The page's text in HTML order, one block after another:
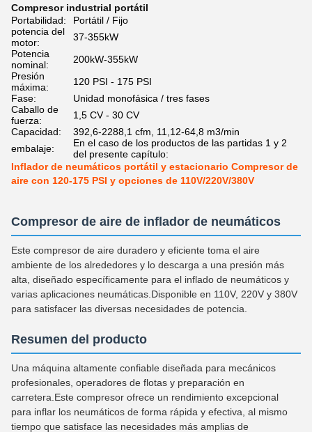
Compresor industrial portátil
Portabilidad:
Portátil / Fijo
potencia del
motor:
37-355kW
Potencia
nominal:
200kW-355kW
Presión
máxima:
120 PSI - 175 PSI
Fase:
Unidad monofásica / tres fases
Caballo de
fuerza:
1,5 CV - 30 CV
Capacidad:
392,6-2288,1 cfm, 11,12-64,8 m3/min
embalaje:
En el caso de los productos de las partidas 1 y 2
del presente capítulo:
Inflador de neumáticos portátil y estacionario Compresor de
aire con 120-175 PSI y opciones de 110V/220V/380V
Compresor de aire de inflador de neumáticos
Este compresor de aire duradero y eficiente toma el aire
ambiente de los alrededores y lo descarga a una presión más
alta, diseñado específicamente para el inflado de neumáticos y
varias aplicaciones neumáticas.Disponible en 110V, 220V y 380V
para satisfacer las diversas necesidades de potencia.
Resumen del producto
Una máquina altamente confiable diseñada para mecánicos
profesionales, operadores de flotas y preparación en
carretera.Este compresor ofrece un rendimiento excepcional
para inflar los neumáticos de forma rápida y efectiva, al mismo
tiempo que satisface las necesidades más amplias de